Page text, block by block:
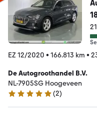
EZ 12/2020 • 166.813 km •
De Autogroothandel B.V.
NL-7905SG Hoogeveen
5 Sterne
(2)